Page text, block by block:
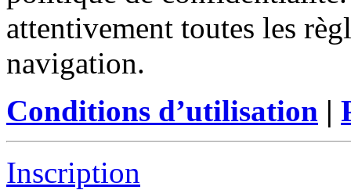
attentivement toutes les
navigation.
Conditions d’utilisation |
Inscription